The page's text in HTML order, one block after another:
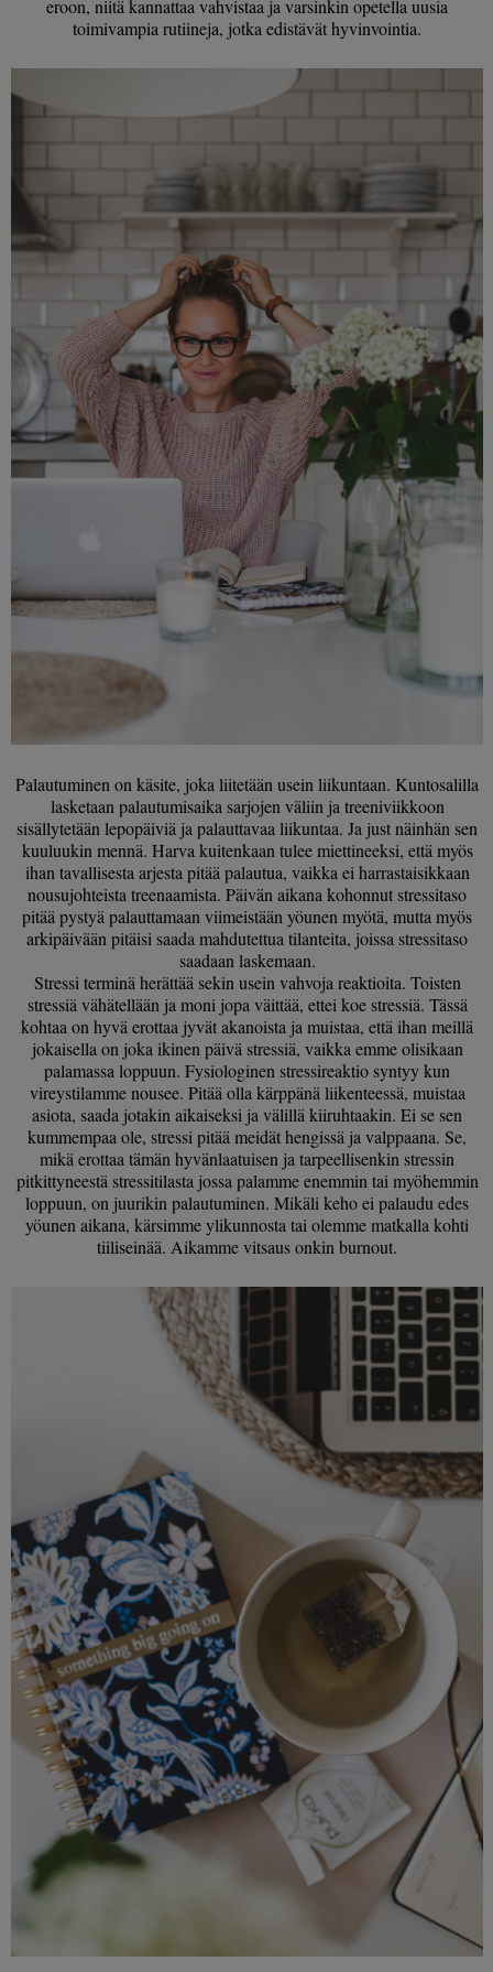
eroon, niitä kannattaa vahvistaa ja varsinkin opetella uusia
toimivampia rutiineja, jotka edistävät hyvinvointia.
Palautuminen on käsite, joka liitetään usein liikuntaan. Kuntosalilla
lasketaan palautumisaika sarjojen väliin ja treeniviikkoon
sisällytetään lepopäiviä ja palauttavaa liikuntaa. Ja just näinhän sen
kuuluukin mennä. Harva kuitenkaan tulee miettineeksi, että myös
ihan tavallisesta arjesta pitää palautua, vaikka ei harrastaisikkaan
nousujohteista treenaamista. Päivän aikana kohonnut stressitaso
pitää pystyä palauttamaan viimeistään yöunen myötä, mutta myös
arkipäivään pitäisi saada mahdutettua tilanteita, joissa stressitaso
saadaan laskemaan.
Stressi terminä herättää sekin usein vahvoja reaktioita. Toisten
stressiä vähätellään ja moni jopa väittää, ettei koe stressiä. Tässä
kohtaa on hyvä erottaa jyvät akanoista ja muistaa, että ihan meillä
jokaisella on joka ikinen päivä stressiä, vaikka emme olisikaan
palamassa loppuun. Fysiologinen stressireaktio syntyy kun
vireystilamme nousee. Pitää olla kärppänä liikenteessä, muistaa
asiota, saada jotakin aikaiseksi ja välillä kiiruhtaakin. Ei se sen
kummempaa ole, stressi pitää meidät hengissä ja valppaana. Se,
mikä erottaa tämän hyvänlaatuisen ja tarpeellisenkin stressin
pitkittyneestä stressitilasta jossa palamme enemmin tai myöhemmin
loppuun, on juurikin palautuminen. Mikäli keho ei palaudu edes
yöunen aikana, kärsimme ylikunnosta tai olemme matkalla kohti
tiiliseinää. Aikamme vitsaus onkin burnout.